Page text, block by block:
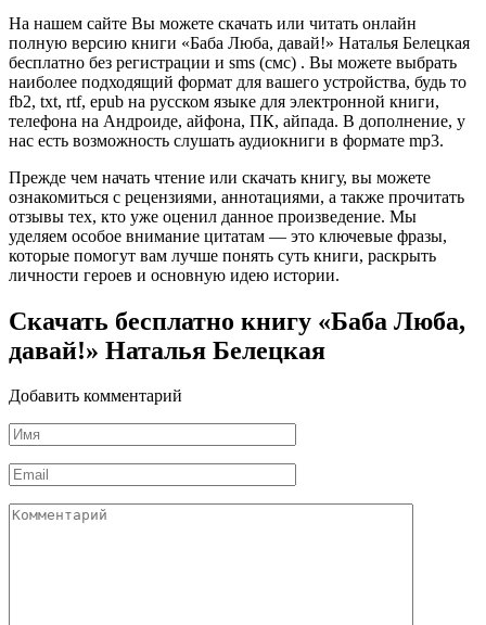
На нашем сайте Вы можете скачать или читать онлайн
полную версию книги «Баба Люба, давай!» Наталья Белецкая
бесплатно без регистрации и sms (смс) . Вы можете выбрать
наиболее подходящий формат для вашего устройства, будь то
fb2, txt, rtf, epub на русском языке для электронной книги,
телефона на Андроиде, айфона, ПК, айпада. В дополнение, у
нас есть возможность слушать аудиокниги в формате mp3.
Прежде чем начать чтение или скачать книгу, вы можете
ознакомиться с рецензиями, аннотациями, а также прочитать
отзывы тех, кто уже оценил данное произведение. Мы
уделяем особое внимание цитатам — это ключевые фразы,
которые помогут вам лучше понять суть книги, раскрыть
личности героев и основную идею истории.
Скачать бесплатно книгу «Баба Люба,
давай!» Наталья Белецкая
Добавить комментарий
Имя
*
Email
*
Комментарий